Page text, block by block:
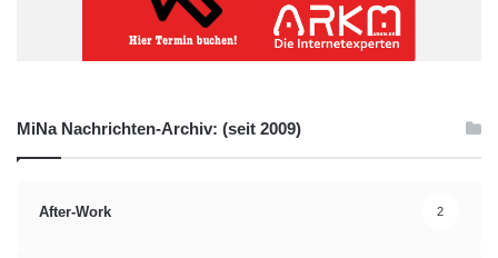
MiNa Nachrichten-Archiv: (seit 2009)
After-Work 2